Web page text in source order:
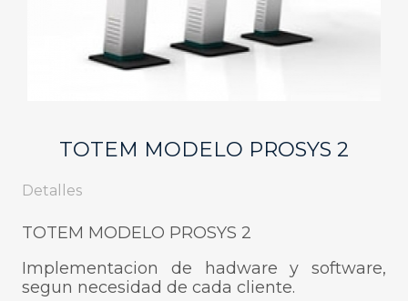
TOTEM MODELO PROSYS 2
Detalles
TOTEM MODELO PROSYS 2
Implementacion de hadware y software,
segun necesidad de cada cliente.